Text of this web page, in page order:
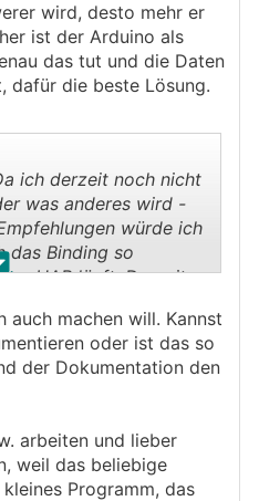
wird, desto mehr er
ist der Arduino als
das tut und die Daten
dafür die beste Lösung.
.
ich derzeit noch nicht
was anderes wird -
würde ich
das Binding so
läuft. Derzeit
der Werte.
auch machen will. Kannst
oder ist das so
der Dokumentation den
arbeiten und lieber
weil das beliebige
Programm, das